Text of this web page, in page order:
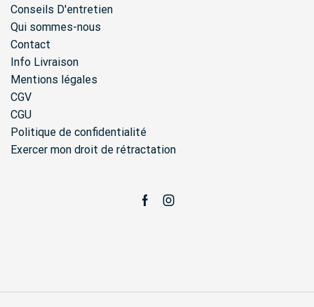
Conseils D'entretien
Qui sommes-nous
Contact
Info Livraison
Mentions légales
CGV
CGU
Politique de confidentialité
Exercer mon droit de rétractation
FacebookInstagram